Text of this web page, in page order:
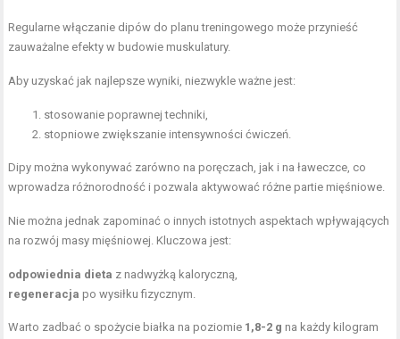
Regularne włączanie dipów do planu treningowego może przynieść
zauważalne efekty w budowie muskulatury.
Aby uzyskać jak najlepsze wyniki, niezwykle ważne jest:
stosowanie poprawnej techniki,
stopniowe zwiększanie intensywności ćwiczeń.
Dipy można wykonywać zarówno na poręczach, jak i na ławeczce, co
wprowadza różnorodność i pozwala aktywować różne partie mięśniowe.
Nie można jednak zapominać o innych istotnych aspektach wpływających
na rozwój masy mięśniowej. Kluczowa jest:
odpowiednia dieta z nadwyżką kaloryczną,
regeneracja po wysiłku fizycznym.
Warto zadbać o spożycie białka na poziomie 1,8-2 g na każdy kilogram